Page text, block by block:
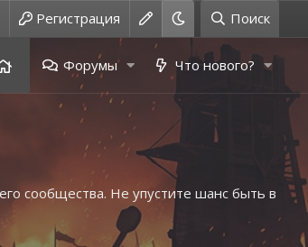
Регистрация Поиск
Форумы Что нового?
сообщества. Не упустите шанс быть в